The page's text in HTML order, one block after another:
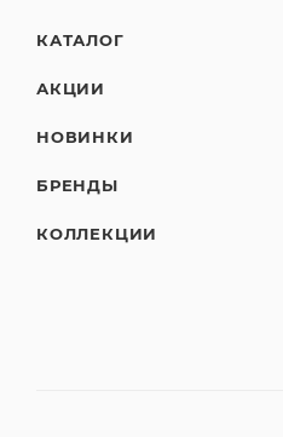
КАТАЛОГ
АКЦИИ
НОВИНКИ
БРЕНДЫ
КОЛЛЕКЦИИ